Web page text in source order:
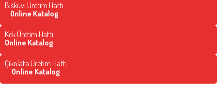
Bisküvi Üretim Hattı
Online Katalog
Kek Üretim Hattı
Online Katalog
Çikolata Üretim Hattı
Online Katalog